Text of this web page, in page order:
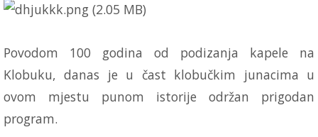
Povodom 100 godina od podizanja kapele na
Klobuku, danas je u čast klobučkim junacima u
ovom mjestu punom istorije održan prigodan
program.